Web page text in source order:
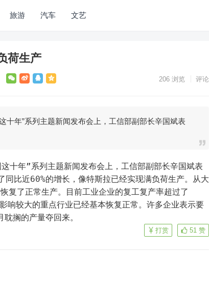
旅游 汽车 文艺
荷生产
206 浏览 评论
十年”系列主题新闻发布会上，工信部副部长辛国斌表
比近60%的增长，像特斯拉已经实现满负荷生产。从大
复了正常生产。目前工业企业的复工复产率超过了
响较大的重点行业已经基本恢复正常。许多企业表示要
搁的产量夺回来。
51 赞
打赏